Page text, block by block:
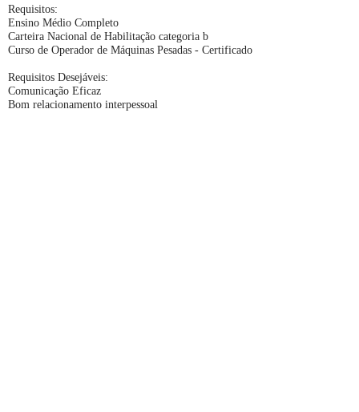
Requisitos:
Ensino Médio Completo
Carteira Nacional de Habilitação categoria b
Curso de Operador de Máquinas Pesadas - Certificado
Requisitos Desejáveis:
Comunicação Eficaz
Bom relacionamento interpessoal